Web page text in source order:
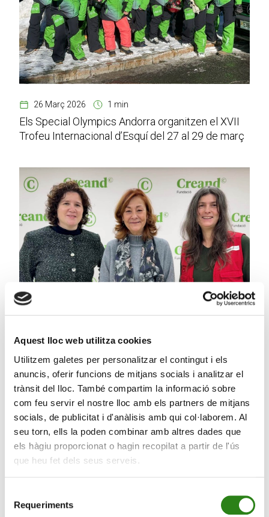
Aquest lloc web utilitza cookies
Utilitzem galetes per personalitzar el contingut i els
anuncis, oferir funcions de mitjans socials i analitzar el
trànsit del lloc. També compartim la informació sobre
com feu servir el nostre lloc amb els partners de mitjans
socials, de publicitat i d'anàlisis amb qui col·laborem. Al
seu torn, ells la poden combinar amb altres dades que
els hàgiu proporcionat o hagin recopilat a partir de l'ús
que heu fet dels seus serveis.
Requeriments
26 Març 2026 1 min
Els Special Olympics Andorra organitzen el XVII
Trofeu Internacional d’Esquí del 27 al 29 de març
09 Febr. 2026 3 min
Creand Fundació incrementa un 32% l’ajut a la
Creu Roja Andorrana i a Càritas Andorrana el 2025